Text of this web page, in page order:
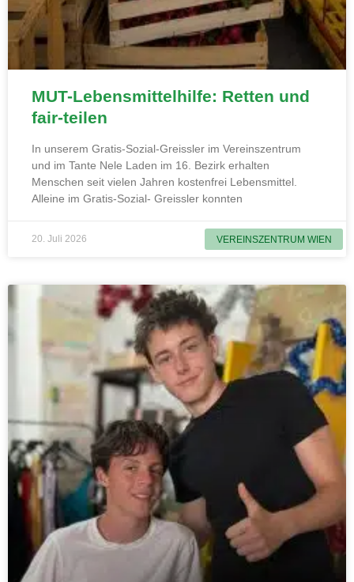
VEREINSZENTRUM WIEN
MUT-Lebensmittelhilfe: Retten und
fair-teilen
In unserem Gratis-Sozial-Greissler im Vereinszentrum
und im Tante Nele Laden im 16. Bezirk erhalten
Menschen seit vielen Jahren kostenfrei Lebensmittel.
Alleine im Gratis-Sozial- Greissler konnten
20. Juli 2026